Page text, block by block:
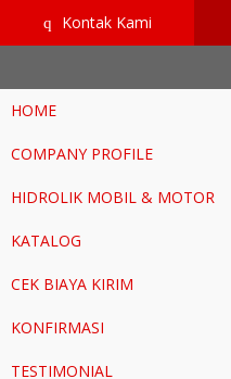
google-site-
YTG8htM_ix_Dp9Go
q Kontak Kami
HOME
COMPANY PROFILE
HIDROLIK MOBIL & MOTOR
KATALOG
CEK BIAYA KIRIM
KONFIRMASI
TESTIMONIAL